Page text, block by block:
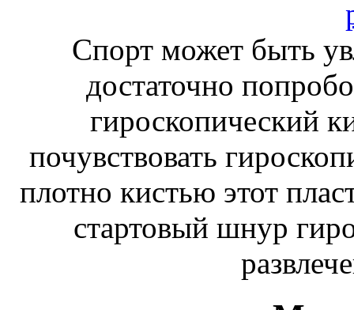
Спорт может быть
достаточно
гироскопический
почувствовать
плотно кистью этот
стартовый шнур